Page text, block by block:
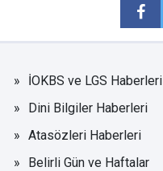
İOKBS ve LGS Haberleri
Dini Bilgiler Haberleri
Atasözleri Haberleri
Belirli Gün ve Haftalar